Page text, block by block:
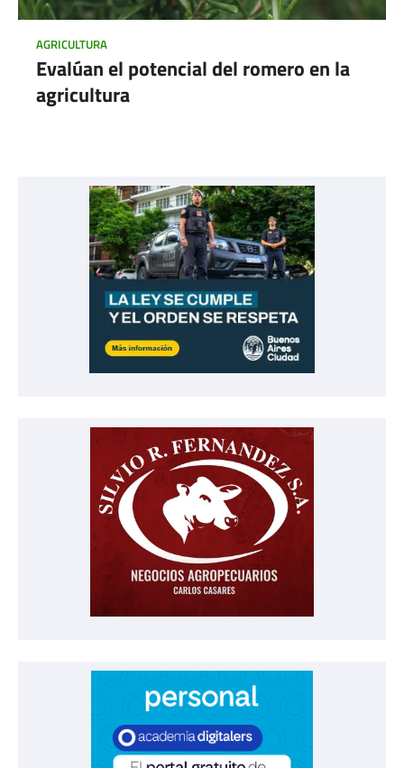
AGRICULTURA
Evalúan el potencial del romero en la
agricultura